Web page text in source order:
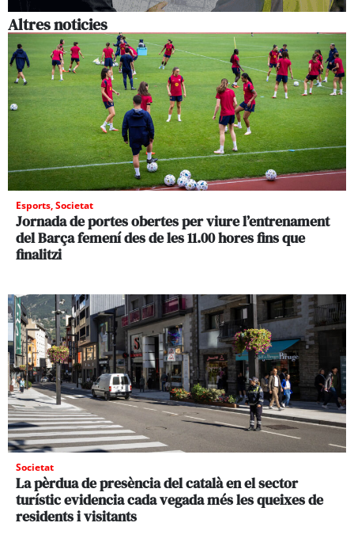
Altres noticies
Esports,Societat
Jornada de portes obertes per viure l’entrenament
del Barça femení des de les 11.00 hores fins que
finalitzi
Societat
La pèrdua de presència del català en el sector
turístic evidencia cada vegada més les queixes de
residents i visitants